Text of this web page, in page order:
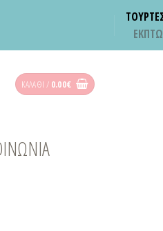
ΚΑΛΆΘΙ / 0.00€